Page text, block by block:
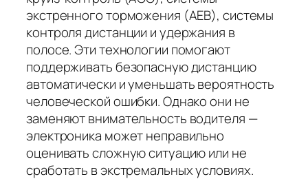
экстренного торможения (AEB), системы
контроля дистанции и удержания в
полосе. Эти технологии помогают
поддерживать безопасную дистанцию
автоматически и уменьшать вероятность
человеческой ошибки. Однако они не
заменяют внимательность водителя —
электроника может неправильно
оценивать сложную ситуацию или не
сработать в экстремальных условиях.